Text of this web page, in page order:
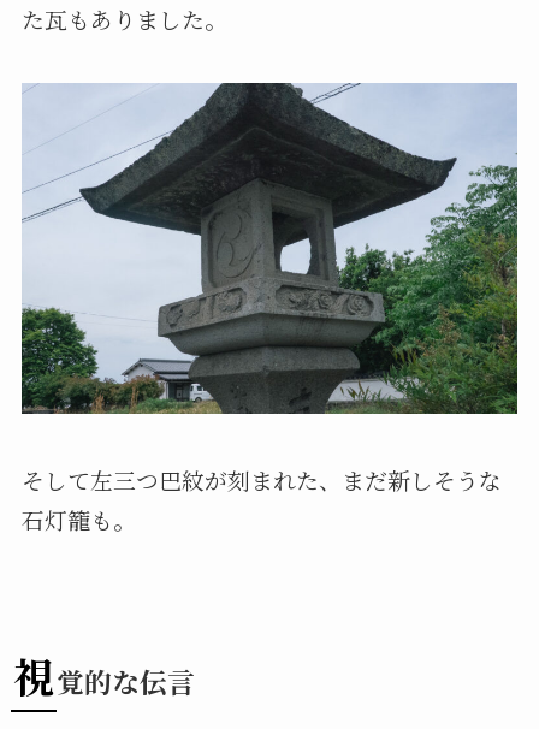
た瓦もありました。
そして左三つ巴紋が刻まれた、まだ新しそうな
石灯籠も。
視覚的な伝言